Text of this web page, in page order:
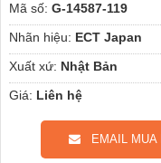
Mã số: G-14587-119
Nhãn hiệu: ECT Japan
Xuất xứ: Nhật Bản
Giá: Liên hệ
EMAIL MUA